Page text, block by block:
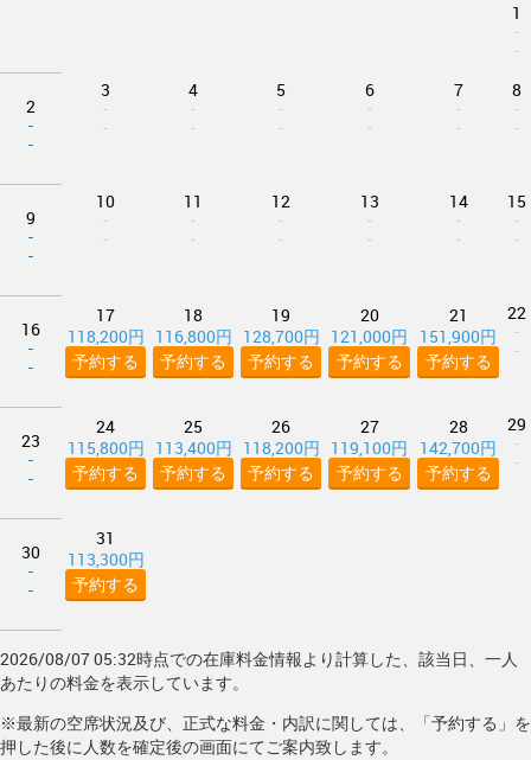
1
-
-
2
-
-
3
-
-
4
-
-
5
-
-
6
-
-
7
-
-
8
-
-
9
-
-
10
-
-
11
-
-
12
-
-
13
-
-
14
-
-
15
-
-
16
-
-
17
118,200円
予約する
18
116,800円
予約する
19
128,700円
予約する
20
121,000円
予約する
21
151,900円
予約する
22
-
-
23
-
-
24
115,800円
予約する
25
113,400円
予約する
26
118,200円
予約する
27
119,100円
予約する
28
142,700円
予約する
29
-
-
30
-
-
31
113,300円
予約する
2026/08/07 05:32時点での在庫料金情報より計算した、該当日、一人
あたりの料金を表示しています。
※最新の空席状況及び、正式な料金・内訳に関しては、「予約する」を
押した後に人数を確定後の画面にてご案内致します。